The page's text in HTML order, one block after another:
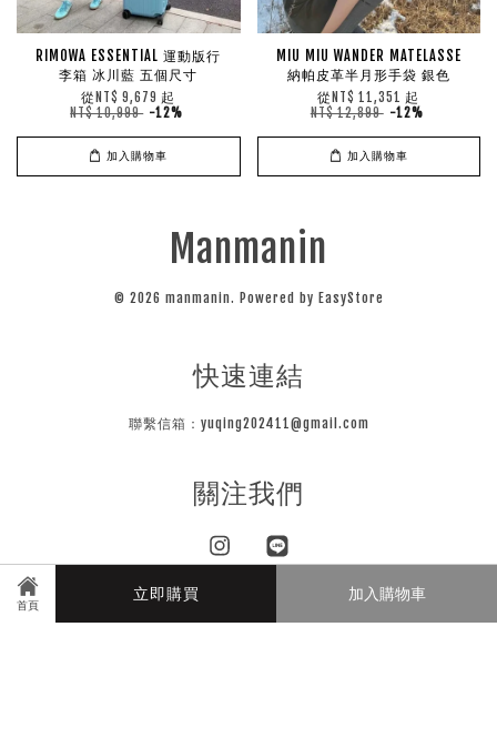
首頁
立即購買 加入購物車
RIMOWA ESSENTIAL 運動版行
李箱 冰川藍 五個尺寸
從 NT$ 9,679 起
NT$ 10,999 -12%
加入購物車
MIU MIU WANDER MATELASSE
納帕皮革半月形手袋 銀色
從 NT$ 11,351 起
NT$ 12,899 -12%
加入購物車
Manmanin
© 2026 manmanin. Powered by EasyStore
快速連結
聯繫信箱：yuqing202411@gmail.com
關注我們
Instagram